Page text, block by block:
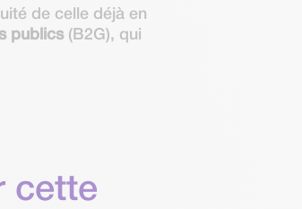
de celle déjà en
publics(B2G), qui
cette